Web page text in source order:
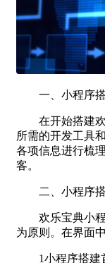
一、小程序搭
在开始搭建欢
所需的开发工具
各项信息进行梳
客。
二、小程序搭
欢乐宝典小程
为原则。在界面
1小程序搭建首